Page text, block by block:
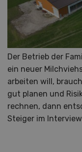
Der Betrieb der
ein neuer
arbeiten will,
gut planen und
rechnen, dann
Steiger im